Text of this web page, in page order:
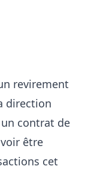
revirement
direction
contrat de
être
cet